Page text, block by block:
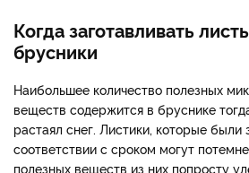
Когда заготавливать
брусники
Наибольшее количество полезных
веществ содержится в бруснике
растаял снег. Листики, которые были
соответствии с сроком могут
полезных веществ из них попросту